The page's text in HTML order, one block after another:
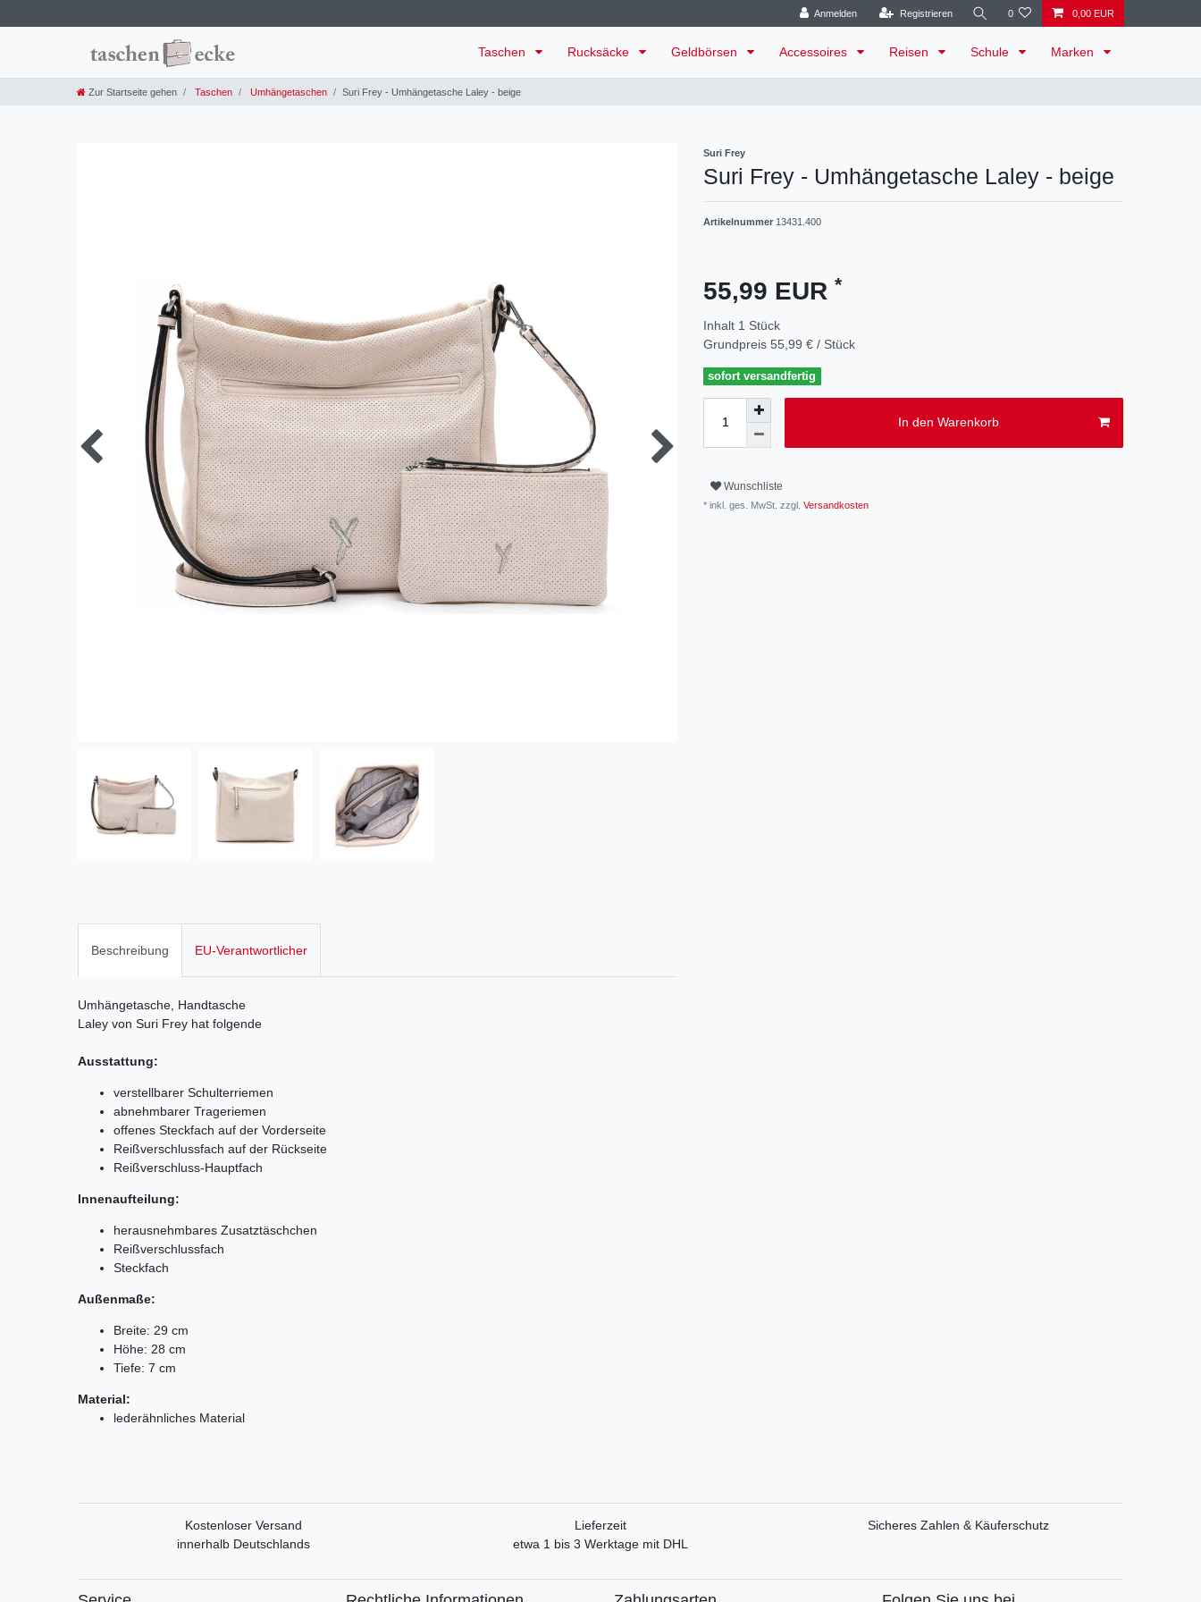
Anmelden Registrieren 0 0,00 EUR
Taschen Rucksäcke Geldbörsen Accessoires Reisen Schule Marken
Zur Startseite gehen Taschen Umhängetaschen Suri Frey - Umhängetasche Laley - beige
Suri Frey
Suri Frey - Umhängetasche Laley - beige
Artikelnummer 13431.400
55,99 EUR *
Inhalt 1 Stück
Grundpreis 55,99 € / Stück
sofort versandfertig
In den Warenkorb
Wunschliste
* inkl. ges. MwSt. zzgl. Versandkosten
Beschreibung EU-Verantwortlicher
Umhängetasche, Handtasche
Laley von Suri Frey hat folgende
Ausstattung:
verstellbarer Schulterriemen
abnehmbarer Trageriemen
offenes Steckfach auf der Vorderseite
Reißverschlussfach auf der Rückseite
Reißverschluss-Hauptfach
Innenaufteilung:
herausnehmbares Zusatztäschchen
Reißverschlussfach
Steckfach
Außenmaße:
Breite: 29 cm
Höhe: 28 cm
Tiefe: 7 cm
Material:
lederähnliches Material
Kostenloser Versand
innerhalb Deutschlands
Lieferzeit
etwa 1 bis 3 Werktage mit DHL
Sicheres Zahlen & Käuferschutz